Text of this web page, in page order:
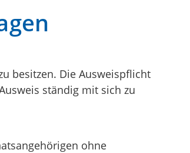
besitzen. Die Ausweispflicht
ständig mit sich zu
ohne